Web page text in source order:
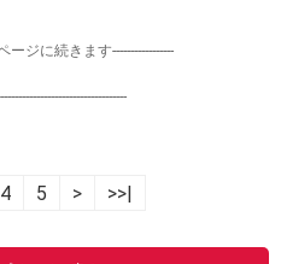
ージに続きます-----------------
4 5 > >>|